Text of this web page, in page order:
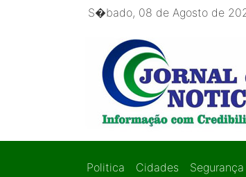
S�bado, 08 de Agosto de
Politica Cidades Segurança